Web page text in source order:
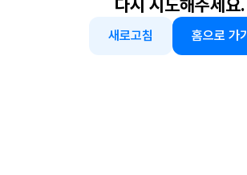
다시 시도해주세요.
새로고침 홈으로 가기